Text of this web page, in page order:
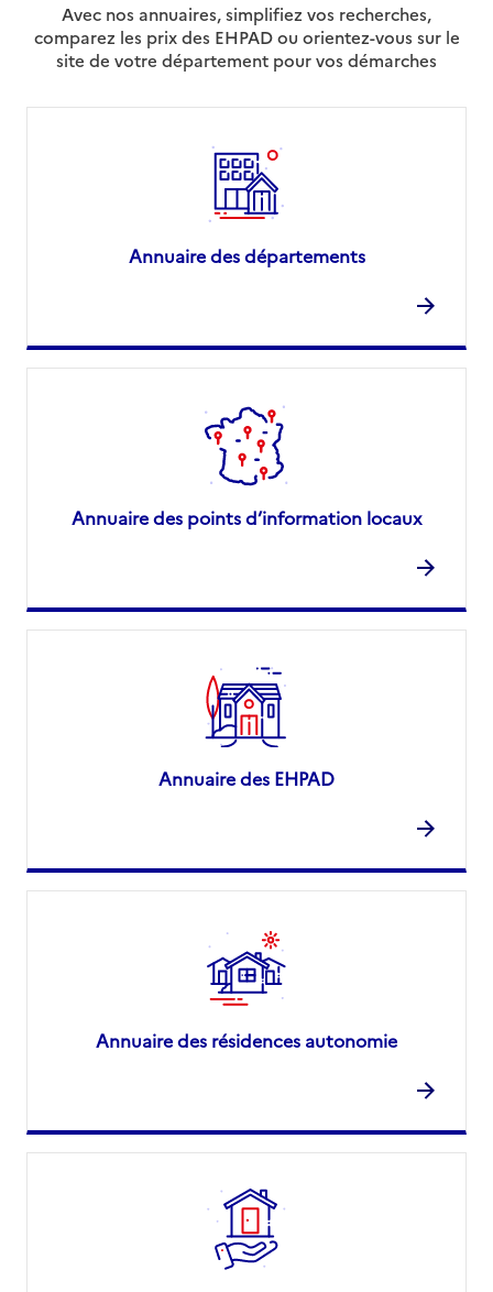
Avec nos annuaires, simplifiez vos recherches,
comparez les prix des EHPAD ou orientez-vous sur le
site de votre département pour vos démarches
Annuaire des départements
Annuaire des points d’information locaux
Annuaire des EHPAD
Annuaire des résidences autonomie